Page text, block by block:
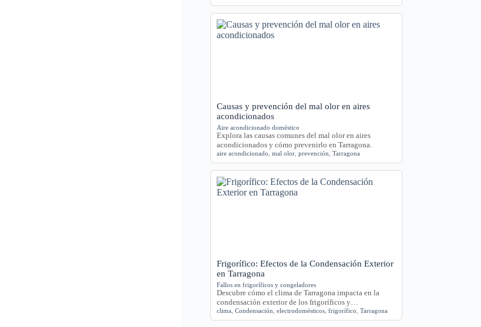
Causas y prevención del mal olor en aires
acondicionados
Aire acondicionado doméstico
Explora las causas comunes del mal olor en aires
acondicionados y cómo prevenirlo en Tarragona.
aire acondicionado ,mal olor ,prevención ,Tarragona
Frigorífico: Efectos de la Condensación Exterior
en Tarragona
Fallos en frigoríficos y congeladores
Descubre cómo el clima de Tarragona impacta en la
condensación exterior de los frigoríficos y…
clima ,Condensación ,electrodomésticos ,frigorífico ,Tarragona